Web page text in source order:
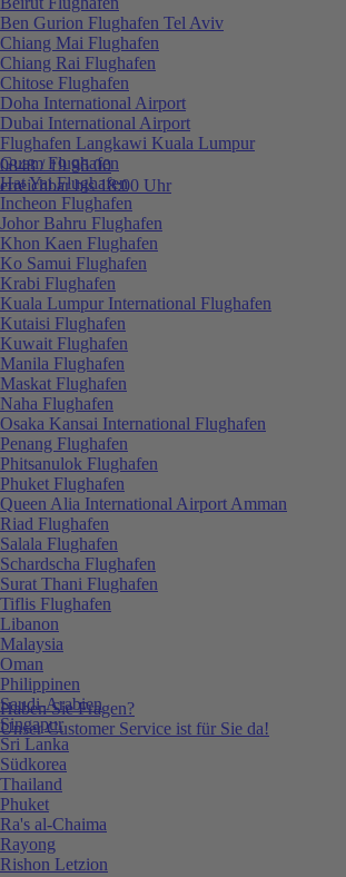
0848 / 19 96 00
erreichbar bis 18:00 Uhr
Haben Sie Fragen?
Unser Customer Service ist für Sie da!
Ben Gurion Flughafen Tel Aviv
Chiang Mai Flughafen
Chiang Rai Flughafen
Chitose Flughafen
Doha International Airport
Dubai International Airport
Flughafen Langkawi Kuala Lumpur
Guam Flughafen
Hat Yai Flughafen
Incheon Flughafen
Johor Bahru Flughafen
Khon Kaen Flughafen
Ko Samui Flughafen
Krabi Flughafen
Kuala Lumpur International Flughafen
Kutaisi Flughafen
Kuwait Flughafen
Manila Flughafen
Maskat Flughafen
Naha Flughafen
Osaka Kansai International Flughafen
Penang Flughafen
Phitsanulok Flughafen
Phuket Flughafen
Queen Alia International Airport Amman
Riad Flughafen
Salala Flughafen
Schardscha Flughafen
Surat Thani Flughafen
Tiflis Flughafen
Libanon
Malaysia
Oman
Philippinen
Saudi-Arabien
Singapur
Sri Lanka
Südkorea
Thailand
Phuket
Ra's al-Chaima
Rayong
Rishon Letzion